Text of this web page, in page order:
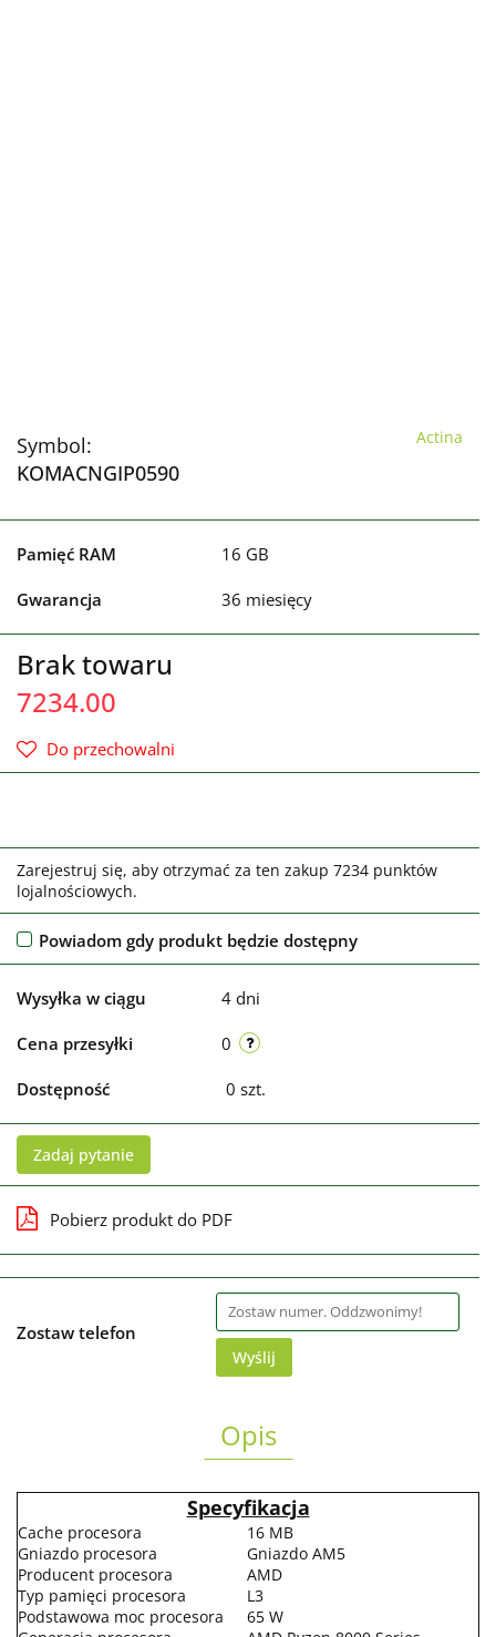
Symbol:
KOMACNGIP0590
Actina
Pamięć RAM 16 GB
Gwarancja 36 miesięcy
Brak towaru
7234.00
Do przechowalni
Zarejestruj się, aby otrzymać za ten zakup 7234 punktów
lojalnościowych.
Powiadom gdy produkt będzie dostępny
Wysyłka w ciągu 4 dni
Cena przesyłki 0
Dostępność 0 szt.
Zadaj pytanie
Pobierz produkt do PDF
Zostaw telefon
Wyślij
Opis
Specyfikacja
Cache procesora
16 MB
Gniazdo procesora
Gniazdo AM5
Producent procesora
AMD
Typ pamięci procesora
L3
Podstawowa moc procesora
65 W